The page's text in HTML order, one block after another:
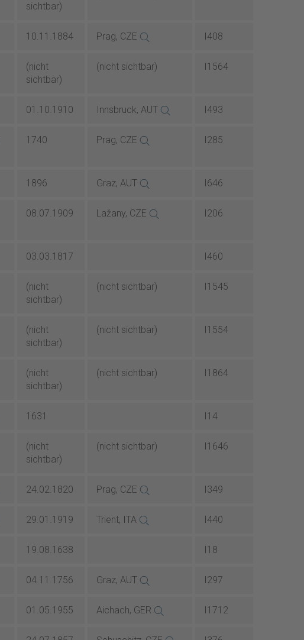
sichtbar)
10.11.1884 Prag, CZE I408
(nicht
sichtbar)
(nicht sichtbar) I1564
01.10.1910 Innsbruck, AUT I493
1740 Prag, CZE I285
1896 Graz, AUT I646
08.07.1909 Lažany, CZE I206
03.03.1817 I460
(nicht
sichtbar)
(nicht sichtbar) I1545
(nicht
sichtbar)
(nicht sichtbar) I1554
(nicht
sichtbar)
(nicht sichtbar) I1864
1631 I14
(nicht
sichtbar)
(nicht sichtbar) I1646
24.02.1820 Prag, CZE I349
29.01.1919 Trient, ITA I440
19.08.1638 I18
04.11.1756 Graz, AUT I297
01.05.1955 Aichach, GER I1712